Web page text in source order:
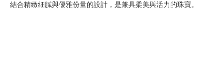
結合精緻細膩與優雅份量的設計，是兼具柔美與活力的珠寶。